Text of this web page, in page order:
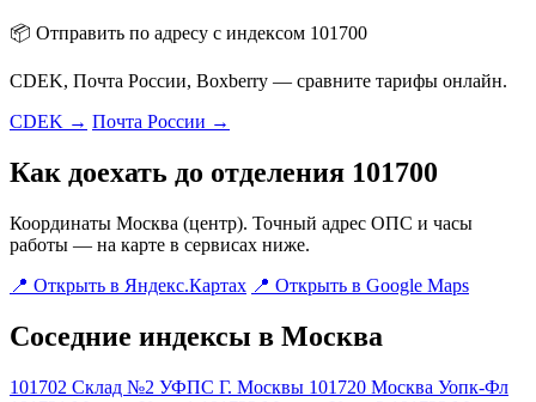
📦 Отправить по адресу с индексом 101700
CDEK, Почта России, Boxberry — сравните тарифы онлайн.
CDEK → Почта России →
Как доехать до отделения 101700
Координаты Москва (центр). Точный адрес ОПС и часы
работы — на карте в сервисах ниже.
📍 Открыть в Яндекс.Картах 📍 Открыть в Google Maps
Соседние индексы в Москва
101702 Склад №2 УФПС Г. Москвы 101720 Москва Уопк-Фл